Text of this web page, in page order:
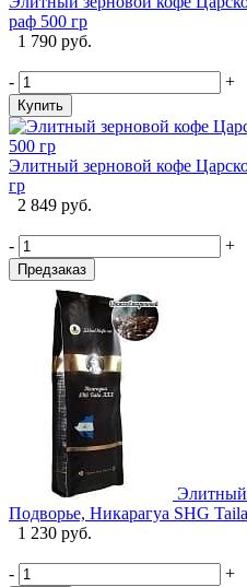
раф 500 гр
1 790 руб.
- +
Купить
Элитный зерновой кофе
гр
2 849 руб.
- +
Предзаказ
Элитный
Подворье, Никарагуа SHG
1 230 руб.
- +